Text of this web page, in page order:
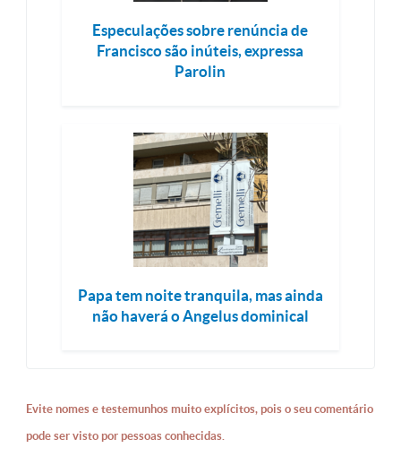
Especulações sobre renúncia de
Francisco são inúteis, expressa
Parolin
Papa tem noite tranquila, mas ainda
não haverá o Angelus dominical
Evite nomes e testemunhos muito explícitos, pois o seu comentário
pode ser visto por pessoas conhecidas.